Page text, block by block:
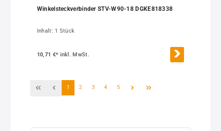
Winkelsteckverbinder STV-W90-18 DGKE818338
Inhalt: 1 Stück
10,71 €* inkl. MwSt.
Seite
1 Seite
2 Seite
3 Seite
4 Seite
5